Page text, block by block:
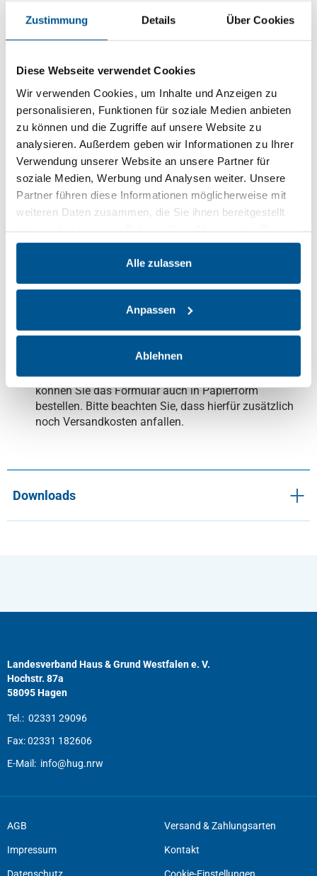
Zustimmung Details Über Cookies
Diese Webseite verwendet Cookies
Wir verwenden Cookies, um Inhalte und Anzeigen zu
personalisieren, Funktionen für soziale Medien anbieten
zu können und die Zugriffe auf unsere Website zu
analysieren. Außerdem geben wir Informationen zu Ihrer
Verwendung unserer Website an unsere Partner für
soziale Medien, Werbung und Analysen weiter. Unsere
Partner führen diese Informationen möglicherweise mit
weiteren Daten zusammen, die Sie ihnen bereitgestellt
gesammelt haben.
Alle zulassen
Anpassen
Ablehnen
Dokumentation bei Auszug
Das Übergabeprotokoll bei Auszug bietet Vermietern eine
verlässliche, klar strukturierte und rechtssichere Grundlage
zur Dokumentation des Wohnungszustands am Ende des
Mietverhältnisses. Es umfasst alle relevanten Räume,
Ausstattungsmerkmale und Zählerstände und unterstützt
eine objektive Bewertung von Gebrauchsspuren, Schäden
oder Renovierungsbedarf. Durch präzise Formulierungen
und übersichtliche Checklisten ermöglicht das Formular
eine transparente, nachvollziehbare Übergabe und hilft,
spätere Streitigkeiten zu vermeiden. Ideal für alle, die eine
professionelle und eindeutige Abschlussdokumentation
Kostenloser PDF-Download:Im Reiter„Downloads“
Herunterladen. Der Download ist
Gedruckte Produkte:Alternativ zur digitalen Datei
können Sie das Formular auch in Papierform
bestellen. Bitte beachten Sie, dass hierfür zusätzlich
noch Versandkosten anfallen.
Downloads
Landesverband Haus & Grund Westfalen e. V.
Hochstr. 87a
58095 Hagen
Tel.: 02331 29096
Fax:02331 182606
E-Mail: info@hug.nrw
AGB
Impressum
Versand & Zahlungsarten
Kontakt